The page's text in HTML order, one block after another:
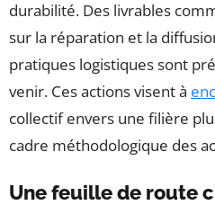
durabilité. Des livrables
sur la réparation et la
pratiques logistiques sont
venir. Ces actions visent à
collectif envers une filière
cadre méthodologique des
Une feuille de route